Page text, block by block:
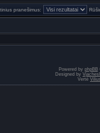
pranešimus:
Powered by phpBB
Designed by
Vertė